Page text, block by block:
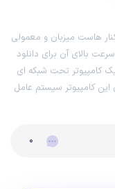
هاست میزبان و معمولی
بالای آن برای دانلود
کامپیوتر تحت شبکه ای
کامپیوتر سیستم عامل
۰